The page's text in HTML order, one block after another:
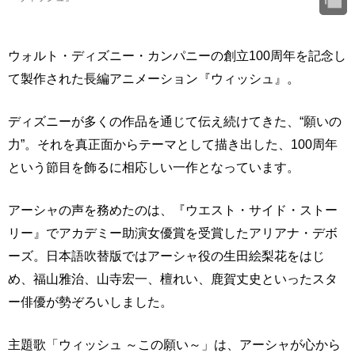
ウォルト・ディズニー・カンパニーの創立100周年を記念し
て製作された長編アニメーション『ウィッシュ』。
ディズニーが多くの作品を通じて伝え続けてきた、“願いの
力”。それを真正面からテーマとして描き出した、100周年
という節目を飾るに相応しい一作となっています。
アーシャの声を務めたのは、『ウエスト・サイド・ストー
リー』でアカデミー助演女優賞を受賞したアリアナ・デボ
ーズ。日本語吹替版ではアーシャ役の生田絵梨花をはじ
め、福山雅治、山寺宏一、檀れい、鹿賀丈史といったスタ
ー俳優が勢ぞろいしました。
主題歌「ウィッシュ ～この願い～」は、アーシャが心から